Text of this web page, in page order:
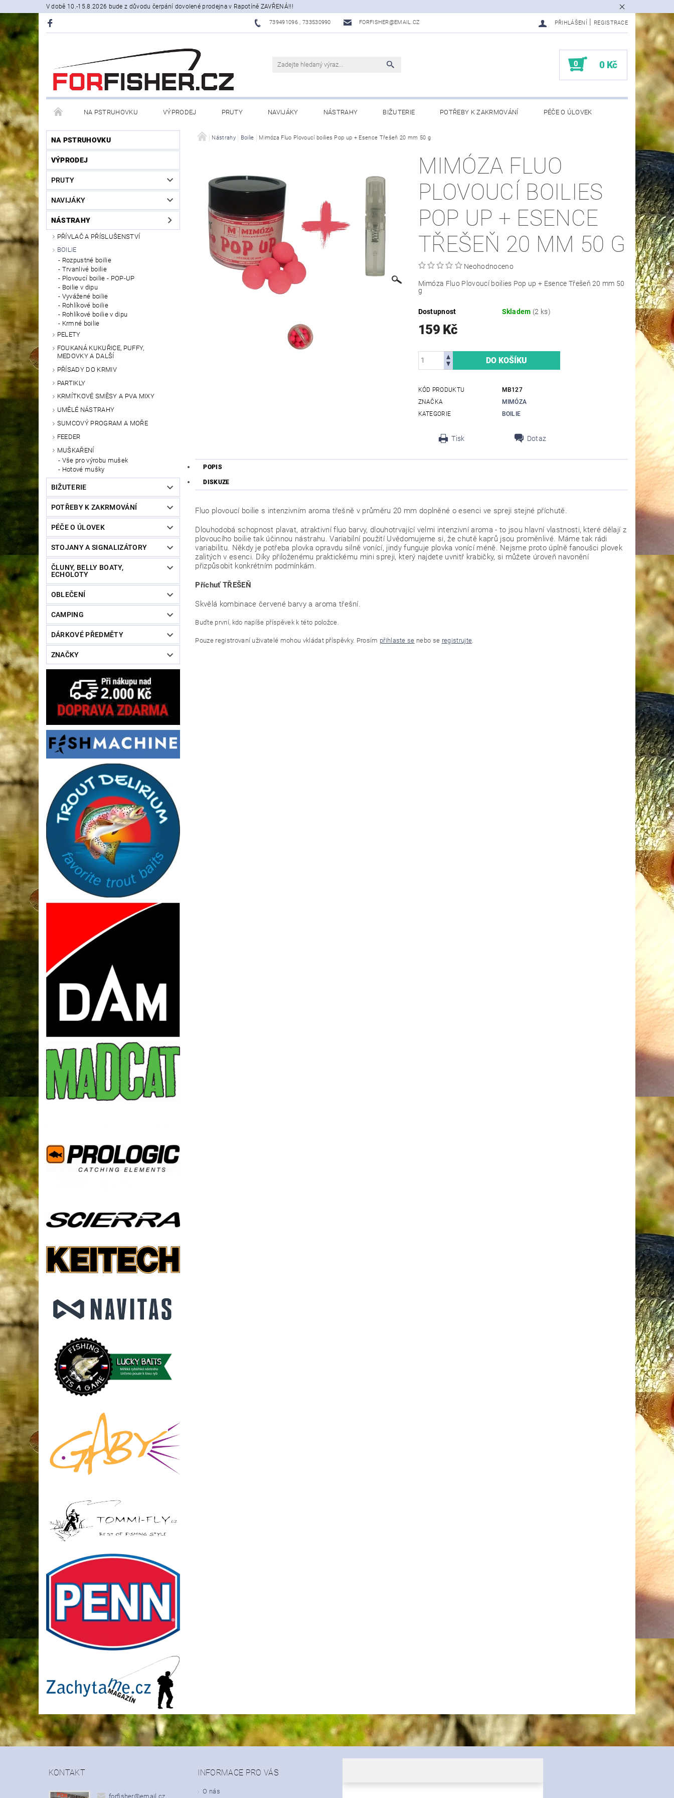
V době 10.-15.8.2026 bude z důvodu čerpání dovolené prodejna v Rapotíně ZAVŘENÁ!!!
739491096 , 733530990 FORFISHER@EMAIL.CZ PŘIHLÁŠENÍ REGISTRACE
0 0 Kč
NA PSTRUHOVKU VÝPRODEJ PRUTY NAVIJÁKY NÁSTRAHY BIŽUTERIE POTŘEBY K ZAKRMOVÁNÍ PÉČE O ÚLOVEK
STOJANY A SIGNALIZÁTORY ČLUNY, BELLY BOATY, ECHOLOTY OBLEČENÍ CAMPING DÁRKOVÉ PŘEDMĚTY
PRODÁVANÉ ZNAČKY
NA PSTRUHOVKU
VÝPRODEJ
PRUTY
NAVIJÁKY
NÁSTRAHY
PŘÍVLAČ A PŘÍSLUŠENSTVÍ
BOILIE
Rozpustné boilie
Trvanlivé boilie
Plovoucí boilie - POP-UP
Boilie v dipu
Vyvážené boilie
Rohlíkové boilie
Rohlíkové boilie v dipu
Krmné boilie
PELETY
FOUKANÁ KUKUŘICE, PUFFY,
MEDOVKY A DALŠÍ
PŘÍSADY DO KRMIV
PARTIKLY
KRMÍTKOVÉ SMĚSY A PVA MIXY
UMĚLÉ NÁSTRAHY
SUMCOVÝ PROGRAM A MOŘE
FEEDER
MUŠKAŘENÍ
Vše pro výrobu mušek
Hotové mušky
BIŽUTERIE
POTŘEBY K ZAKRMOVÁNÍ
PÉČE O ÚLOVEK
STOJANY A SIGNALIZÁTORY
ČLUNY, BELLY BOATY,
ECHOLOTY
OBLEČENÍ
CAMPING
DÁRKOVÉ PŘEDMĚTY
ZNAČKY
Nástrahy Boilie Mimóza Fluo Plovoucí boilies Pop up + Esence Třešeň 20 mm 50 g
MIMÓZA FLUO
PLOVOUCÍ BOILIES
POP UP + ESENCE
TŘEŠEŇ 20 MM 50 G
Neohodnoceno
Mimóza Fluo Plovoucí boilies Pop up + Esence Třešeň 20 mm 50
g
Dostupnost Skladem (2 ks)
159 Kč
KÓD PRODUKTU
MB127
ZNAČKA
MIMÓZA
KATEGORIE
BOILIE
Tisk Dotaz
POPIS
DISKUZE
Fluo plovoucí boilie s intenzivním aroma třešně v průměru 20 mm doplněné o esenci ve spreji stejné příchutě.
Dlouhodobá schopnost plavat, atraktivní fluo barvy, dlouhotrvající velmi intenzivní aroma - to jsou hlavní vlastnosti, které dělají z
plovoucího boilie tak účinnou nástrahu. Variabilní použití Uvědomujeme si, že chutě kaprů jsou proměnlivé. Máme tak rádi
variabilitu. Někdy je potřeba plovka opravdu silně vonící, jindy funguje plovka vonící méně. Nejsme proto úplně fanoušci plovek
zalitých v esenci. Díky přiloženému praktickému mini spreji, který najdete uvnitř krabičky, si můžete úroveň navonění
přizpůsobit konkrétním podmínkám.
Příchuť TŘEŠEŇ
Skvělá kombinace červené barvy a aroma třešní.
Buďte první, kdo napíše příspěvek k této položce.
Pouze registrovaní uživatelé mohou vkládat příspěvky. Prosím přihlaste se nebo se registrujte
KONTAKT
forfisher@email.cz
INFORMACE PRO VÁS
O nás